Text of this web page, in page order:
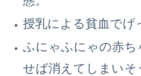
授乳による貧血でげ
ふにゃふにゃの赤ち
せば消えてしまいそ